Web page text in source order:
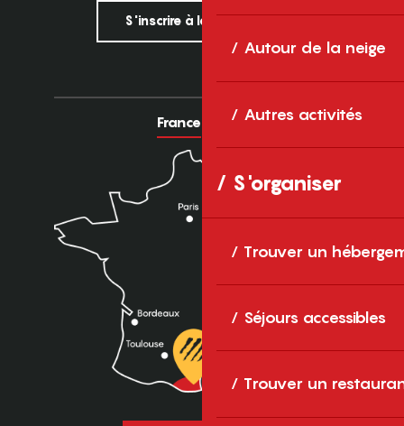
Autour de la neige
Autres activités
S'organiser
Trouver un
Séjours accessibles
Trouver un
S'inscrire à la newsletter
France Europe